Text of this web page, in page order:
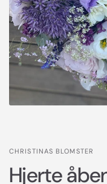
CHRISTINAS BLOMSTER
Hjerte